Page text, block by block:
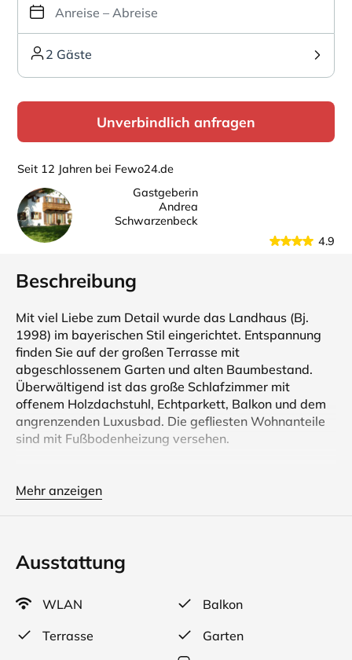
2 Gäste
Unverbindlich anfragen
Seit 12 Jahren bei Fewo24.de
Gastgeberin
Andrea
Schwarzenbeck
4.9
Beschreibung
Mit viel Liebe zum Detail wurde das Landhaus (Bj.
1998) im bayerischen Stil eingerichtet. Entspannung
finden Sie auf der großen Terrasse mit
abgeschlossenem Garten und alten Baumbestand.
Überwältigend ist das große Schlafzimmer mit
offenem Holzdachstuhl, Echtparkett, Balkon und dem
angrenzenden Luxusbad. Die gefliesten Wohnanteile
sind mit Fußbodenheizung versehen.
teilt sich auf in Wohnküche, Wohnzimmer, ein
Schlafzimmer mit jeweils einem Bett (Erdgeschoss, 1.
Stock), Luxusbad mit Badewanne, Dusche und
Toilette, zusätzliche separate Toilette. Dazu Keller,
Terrasse, Garten und Balkon. Haustiere auf Anfrage.
Mehr anzeigen
Ausstattung
WLAN
Balkon
Terrasse
Garten